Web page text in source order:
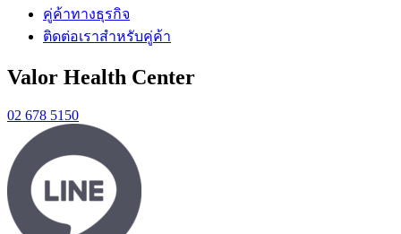
คู่ค้าทางธุรกิจ
ติดต่อเราสำหรับคู่ค้า
Valor Health Center
02 678 5150